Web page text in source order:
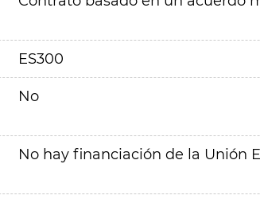
ES300
No
No hay financiación de la Unión